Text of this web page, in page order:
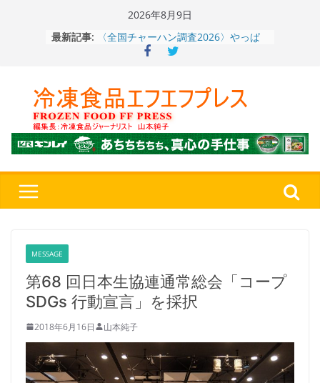
2026年8月9日
最新記事:
〈全国チャーハン調査2026〉やっぱ
りお米メニュー人気1位はチャーハン
～ニチレイフーズ調べ
ん。』～”おいしさ”をアピール
餃子キャラ”ぎょざ・ぎょざお”POPUP
ストアで作者にご挨拶、新作”れいと
うこ～こ～”を知る
「CHEESE WONDER」5周年～夏に限
県）：冷食番長タケムラダイ 〜ご当
MESSAGE
第68 回日本生協連通常総会「コープ
SDGs 行動宣言」を採択
2018年6月16日 山本純子